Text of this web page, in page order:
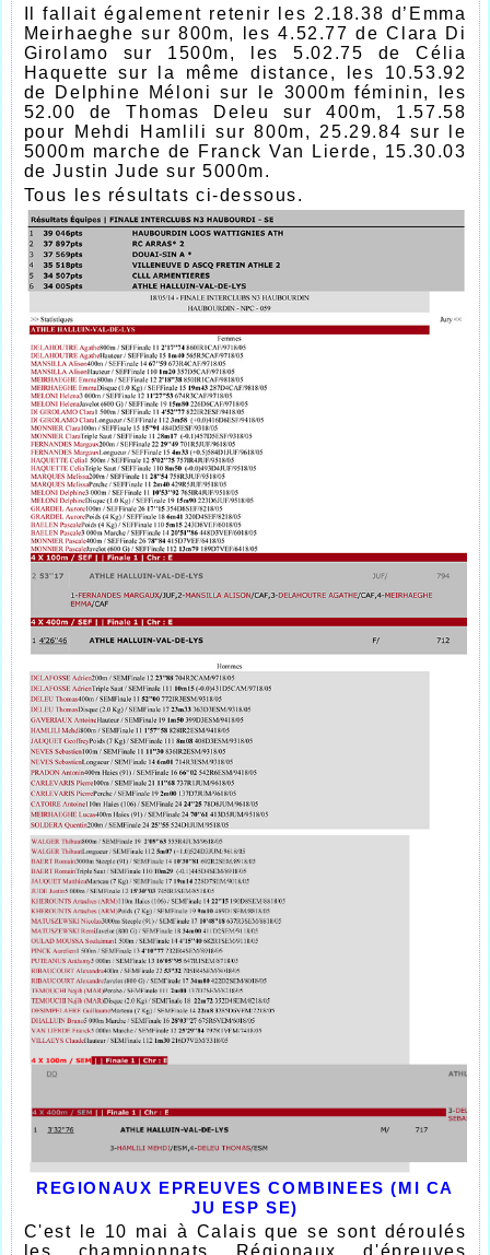
Il fallait également retenir les 2.18.38 d’Emma
Meirhaeghe sur 800m, les 4.52.77 de Clara Di
Girolamo sur 1500m, les 5.02.75 de Célia
Haquette sur la même distance, les 10.53.92
de Delphine Méloni sur le 3000m féminin, les
52.00 de Thomas Deleu sur 400m, 1.57.58
pour Mehdi Hamlili sur 800m, 25.29.84 sur le
5000m marche de Franck Van Lierde, 15.30.03
de Justin Jude sur 5000m.
Tous les résultats ci-dessous.
REGIONAUX EPREUVES COMBINEES (MI CA
JU ESP SE)
C'est le 10 mai à Calais que se sont déroulés
les championnats Régionaux d'épreuves